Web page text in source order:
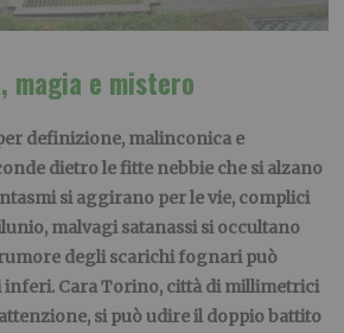
magia e mistero
definizione, malinconica e
dietro le fitte nebbie che si alzano
si aggirano per le vie, complici
malvagi satanassi si occultano
degli scarichi fognari può
inferi. Cara Torino, città di millimetrici
si può udire il doppio battito